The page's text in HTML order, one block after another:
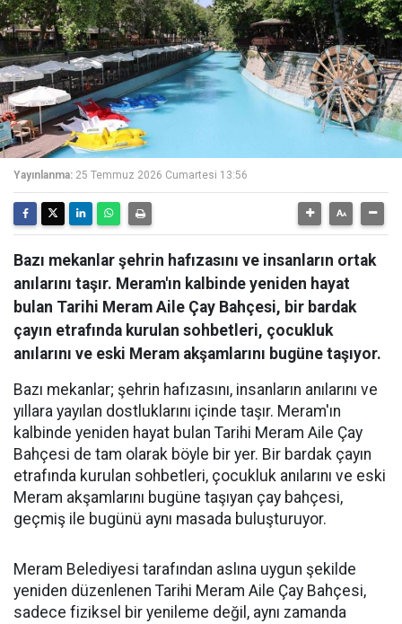
Yayınlanma: 25 Temmuz 2026 Cumartesi 13:56
Bazı mekanlar şehrin hafızasını ve insanların ortak
anılarını taşır. Meram'ın kalbinde yeniden hayat
bulan Tarihi Meram Aile Çay Bahçesi, bir bardak
çayın etrafında kurulan sohbetleri, çocukluk
anılarını ve eski Meram akşamlarını bugüne taşıyor.
Bazı mekanlar; şehrin hafızasını, insanların anılarını ve
yıllara yayılan dostluklarını içinde taşır. Meram'ın
kalbinde yeniden hayat bulan Tarihi Meram Aile Çay
Bahçesi de tam olarak böyle bir yer. Bir bardak çayın
etrafında kurulan sohbetleri, çocukluk anılarını ve eski
Meram akşamlarını bugüne taşıyan çay bahçesi,
geçmiş ile bugünü aynı masada buluşturuyor.
Meram Belediyesi tarafından aslına uygun şekilde
yeniden düzenlenen Tarihi Meram Aile Çay Bahçesi,
sadece fiziksel bir yenileme değil, aynı zamanda